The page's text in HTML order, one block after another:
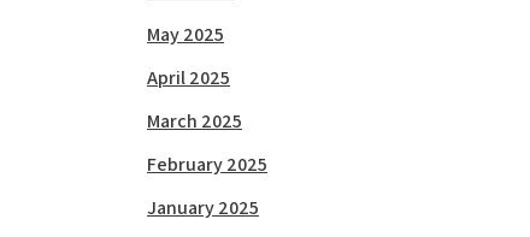
May 2025
April 2025
March 2025
February 2025
January 2025